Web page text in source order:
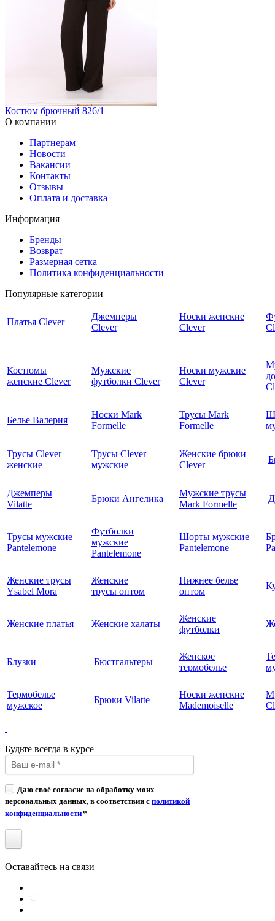
Костюм брючный 826/1
О компании
Партнерам
Новости
Вакансии
Контакты
Отзывы
Оплата и доставка
Информация
Бренды
Возврат
Размерная сетка
Политика конфиденциальности
Популярные категории
Платья Clever
Джемперы
Clever
Носки женские
Clever
Костюмы
женские Clever
Мужские
футболки Clever
Носки мужские
Clever
Белье Валерия
Носки Mark
Formelle
Трусы Mark
Formelle
Трусы Clever
женские
Трусы Clever
мужские
Женские брюки
Clever
Джемперы
Vilatte
Брюки Ангелика
Мужские трусы
Mark Formelle
Трусы мужские
Pantelemone
Футболки
мужские
Pantelemone
Шорты мужские
Pantelemone
Женские трусы
Ysabel Mora
Женские
трусы оптом
Нижнее белье
оптом
Женские платья Женские халаты
Женские
футболки
Блузки Бюстгальтеры
Женское
термобелье
Термобелье
мужское
Брюки Vilatte
Носки женские
Mademoiselle
Будьте всегда в курсе
Даю своё согласие на обработку моих
персональных данных, в соответствии с политикой
конфиденциальности*
Оставайтесь на связи